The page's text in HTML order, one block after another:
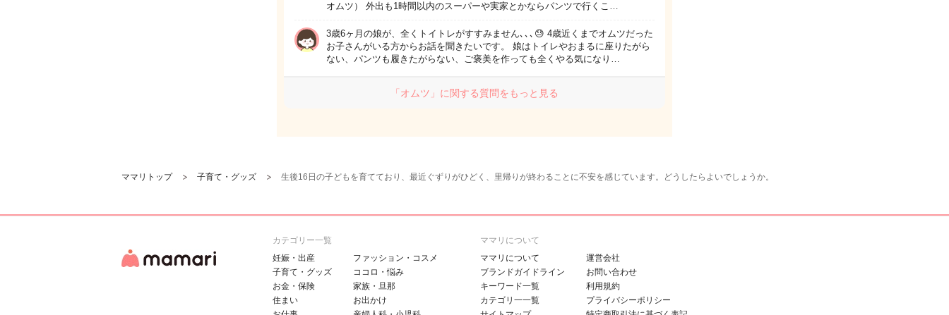
オムツ） 外出も1時間以内のスーパーや実家とかならパンツで行くこ…
3歳6ヶ月の娘が、全くトイトレがすすみません､､､😓 4歳近くまでオムツだった
お子さんがいる方からお話を聞きたいです。 娘はトイレやおまるに座りたがら
ない、パンツも履きたがらない、ご褒美を作っても全くやる気になり…
「オムツ」に関する質問をもっと見る
ママリトップ 子育て・グッズ 生後16日の子どもを育てており、最近ぐずりがひどく、里帰りが終わることに不安を感じています。どうしたらよいでしょうか。
カテゴリー一覧
妊娠・出産
子育て・グッズ
お金・保険
住まい
ファッション・コスメ
ココロ・悩み
家族・旦那
お出かけ
ママリについて
ママリについて
ブランドガイドライン
キーワード一覧
カテゴリ一一覧
運営会社
お問い合わせ
利用規約
プライバシーポリシー